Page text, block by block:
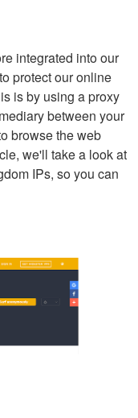
integrated into our
protect our online
is by using a proxy
between your
browse the web
we'll take a look at
IPs, so you can